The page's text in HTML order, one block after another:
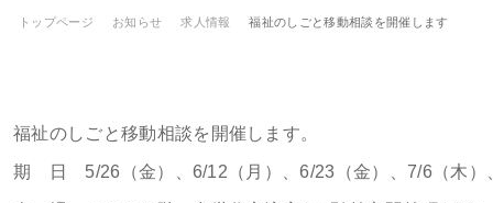
トップページ お知らせ 求人情報 福祉のしごと移動相談を開催します
福祉のしごと移動相談を開催します。
期 日 5/26（金）、6/12（月）、6/23（金）、7/6（木